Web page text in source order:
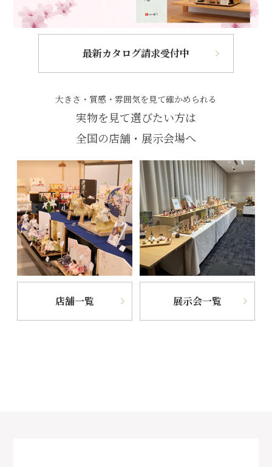
最新カタログ請求受付中
大きさ・質感・雰囲気を見て確かめられる
実物を見て選びたい方は
全国の店舗・展示会場へ
店舗一覧 展示会一覧